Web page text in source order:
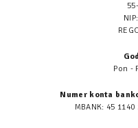
Pon -
Numer konta
MBANK: 45